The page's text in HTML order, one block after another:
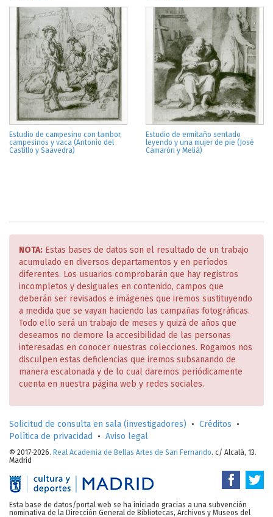
Estudio de campesino con tambor,
campesinos y vaca (Antonio del
Castillo y Saavedra)
Estudio de ermitaño sentado
leyendo y una mujer de pie (José
Camarón y Meliá)
NOTA: Estas bases de datos son el resultado de un trabajo
acumulado en diversos departamentos y en períodos
diferentes. Los usuarios comprobarán que hay registros
incompletos y desiguales en contenido, campos que
deberán ser revisados e imágenes que iremos sustituyendo
a medida que se vayan haciendo las campañas fotográficas.
Todo ello será un trabajo de meses y quizá de años que
deseamos no demore la accesibilidad de las personas
interesadas en conocer nuestras colecciones. Rogamos nos
disculpen estas deficiencias que iremos subsanando de
manera escalonada y de lo cual daremos periódicamente
cuenta en nuestra página web y redes sociales.
Solicitud de consulta en sala (investigadores) • Créditos •
Política de privacidad
• Aviso legal
© 2017-2026. Real Academia de Bellas Artes de San Fernando. c/ Alcalá, 13.
Madrid
Esta base de datos/portal web se ha iniciado gracias a una subvención
nominativa de la Dirección General de Bibliotecas, Archivos y Museos del